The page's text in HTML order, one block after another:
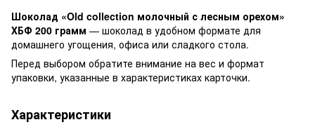
Шоколад «Old collection молочный с лесным орехом»
ХБФ 200 грамм — шоколад в удобном формате для
домашнего угощения, офиса или сладкого стола.
Перед выбором обратите внимание на вес и формат
упаковки, указанные в характеристиках карточки.
Характеристики